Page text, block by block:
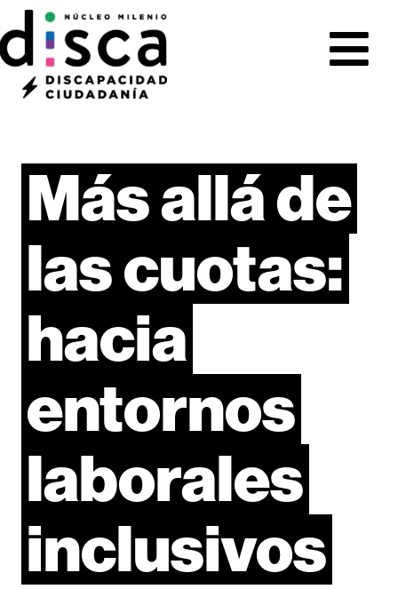
Másalláde
lascuotas:
hacia
entornos
laborales
inclusivos